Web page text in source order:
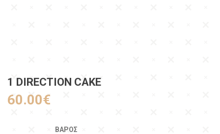
1 DIRECTION CAKE
60.00€
ΒΆΡΟΣ